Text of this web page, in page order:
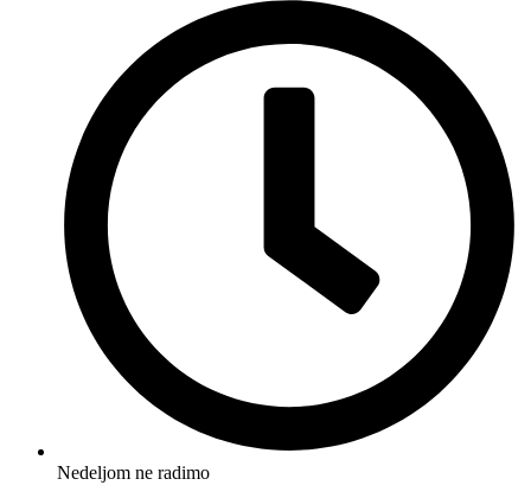
Nedeljom ne radimo